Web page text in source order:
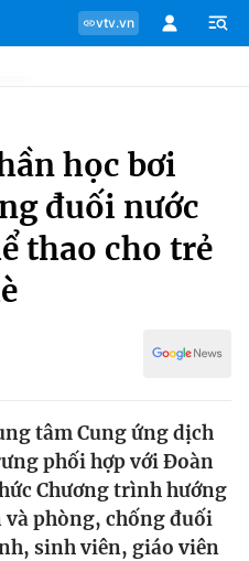
vtv.vn
học bơi
đuối nước
thao cho trẻ
tâm Cung ứng dịch
phối hợp với Đoàn
Chương trình hướng
phòng, chống đuối
sinh viên, giáo viên